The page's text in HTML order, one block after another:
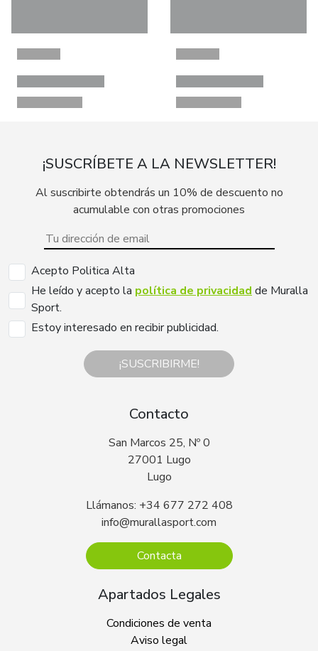
¡SUSCRÍBETE A LA NEWSLETTER!
Al suscribirte obtendrás un 10% de descuento no
acumulable con otras promociones
Acepto Politica Alta
He leído y acepto la política de privacidad de Muralla
Sport.
Estoy interesado en recibir publicidad.
¡SUSCRIBIRME!
Contacto
San Marcos 25, Nº 0
27001 Lugo
Lugo
Llámanos: +34 677 272 408
info@murallasport.com
Contacta
Apartados Legales
Condiciones de venta
Aviso legal